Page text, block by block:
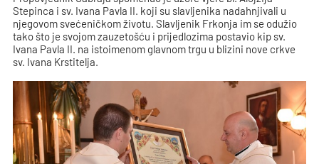
Stepinca i sv. Ivana Pavla II. koji su slavljenika nadahnjivali u
njegovom svećeničkom životu. Slavljenik Frkonja im se odužio
tako što je svojom zauzetošću i prijedlozima postavio kip sv.
Ivana Pavla II. na istoimenom glavnom trgu u blizini nove crkve
sv. Ivana Krstitelja.